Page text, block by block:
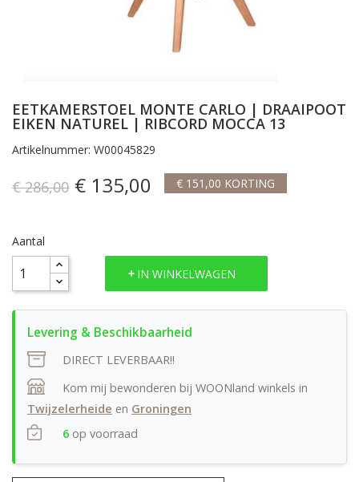
EETKAMERSTOEL MONTE CARLO | DRAAIPOOT
EIKEN NATUREL | RIBCORD MOCCA 13
Artikelnummer: W00045829
€ 286,00 € 135,00 € 151,00 KORTING
Aantal
IN WINKELWAGEN
DIRECT LEVERBAAR!!
Kom mij bewonderen bij WOONland winkels in
Twijzelerheide en Groningen
6 op voorraad